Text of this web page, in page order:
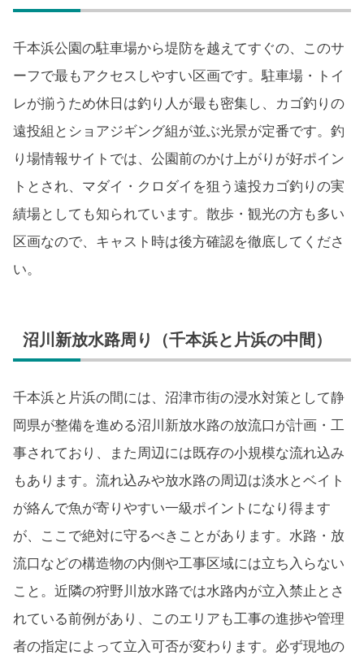
千本浜公園の駐車場から堤防を越えてすぐの、このサ
ーフで最もアクセスしやすい区画です。駐車場・トイ
レが揃うため休日は釣り人が最も密集し、カゴ釣りの
遠投組とショアジギング組が並ぶ光景が定番です。釣
り場情報サイトでは、公園前のかけ上がりが好ポイン
トとされ、マダイ・クロダイを狙う遠投カゴ釣りの実
績場としても知られています。散歩・観光の方も多い
区画なので、キャスト時は後方確認を徹底してくださ
い。
沼川新放水路周り（千本浜と片浜の中間）
千本浜と片浜の間には、沼津市街の浸水対策として静
岡県が整備を進める沼川新放水路の放流口が計画・工
事されており、また周辺には既存の小規模な流れ込み
もあります。流れ込みや放水路の周辺は淡水とベイト
が絡んで魚が寄りやすい一級ポイントになり得ます
が、ここで絶対に守るべきことがあります。水路・放
流口などの構造物の内側や工事区域には立ち入らない
こと。近隣の狩野川放水路では水路内が立入禁止とさ
れている前例があり、このエリアも工事の進捗や管理
者の指定によって立入可否が変わります。必ず現地の